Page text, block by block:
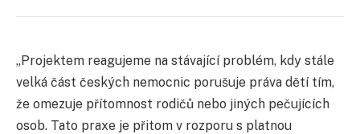
„Projektem reagujeme na stávající problém, kdy stále
velká část českých nemocnic porušuje práva dětí tím,
že omezuje přítomnost rodičů nebo jiných pečujících
osob. Tato praxe je přitom v rozporu s platnou